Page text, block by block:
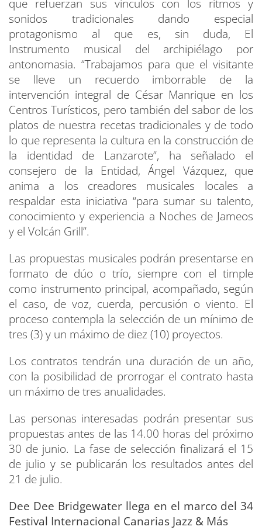
que refuerzan sus vínculos con los ritmos y
sonidos tradicionales dando especial
protagonismo al que es, sin duda, El
Instrumento musical del archipiélago por
antonomasia. “Trabajamos para que el visitante
se lleve un recuerdo imborrable de la
intervención integral de César Manrique en los
Centros Turísticos, pero también del sabor de los
platos de nuestra recetas tradicionales y de todo
lo que representa la cultura en la construcción de
la identidad de Lanzarote”, ha señalado el
consejero de la Entidad, Ángel Vázquez, que
anima a los creadores musicales locales a
respaldar esta iniciativa “para sumar su talento,
conocimiento y experiencia a Noches de Jameos
y el Volcán Grill”.
Las propuestas musicales podrán presentarse en
formato de dúo o trío, siempre con el timple
como instrumento principal, acompañado, según
el caso, de voz, cuerda, percusión o viento. El
proceso contempla la selección de un mínimo de
tres (3) y un máximo de diez (10) proyectos.
Los contratos tendrán una duración de un año,
con la posibilidad de prorrogar el contrato hasta
un máximo de tres anualidades.
Las personas interesadas podrán presentar sus
propuestas antes de las 14.00 horas del próximo
30 de junio. La fase de selección finalizará el 15
de julio y se publicarán los resultados antes del
21 de julio.
Dee Dee Bridgewater llega en el marco del 34
Festival Internacional Canarias Jazz & Más